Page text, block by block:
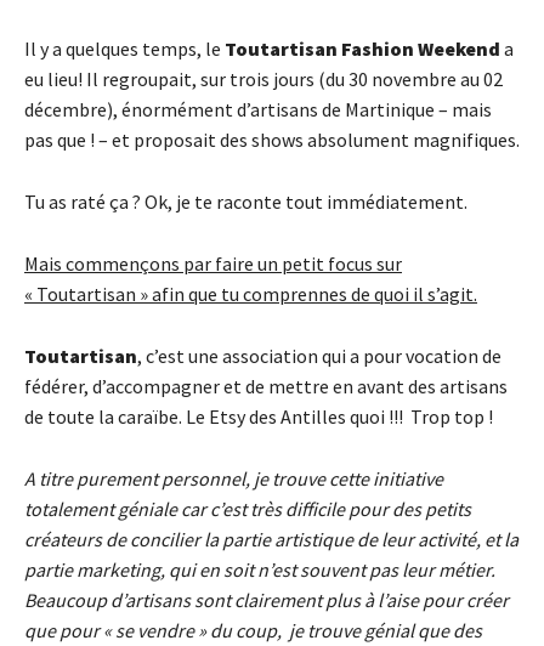
Il y a quelques temps, le Toutartisan Fashion Weekend a
eu lieu! Il regroupait, sur trois jours (du 30 novembre au 02
décembre), énormément d’artisans de Martinique – mais
pas que ! – et proposait des shows absolument magnifiques.
Tu as raté ça ? Ok, je te raconte tout immédiatement.
Mais commençons par faire un petit focus sur
« Toutartisan » afin que tu comprennes de quoi il s’agit.
Toutartisan, c’est une association qui a pour vocation de
fédérer, d’accompagner et de mettre en avant des artisans
de toute la caraïbe. Le Etsy des Antilles quoi !!! Trop top !
A titre purement personnel, je trouve cette initiative
totalement géniale car c’est très difficile pour des petits
créateurs de concilier la partie artistique de leur activité, et la
partie marketing, qui en soit n’est souvent pas leur métier.
Beaucoup d’artisans sont clairement plus à l’aise pour créer
que pour « se vendre » du coup, je trouve génial que des